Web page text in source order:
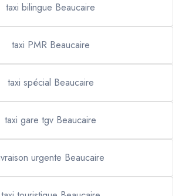
taxi bilingue Beaucaire
taxi PMR Beaucaire
taxi spécial Beaucaire
taxi gare tgv Beaucaire
urgente Beaucaire